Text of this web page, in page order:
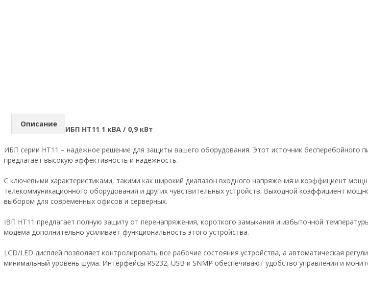
Описание
ИБП HT11 1 кВА / 0,9 кВт
ИБП серии HT11 – надежное решение для защиты вашего оборудования. Этот источник бесперебойного
предлагает высокую эффективность и надежность.
С ключевыми характеристиками, такими как широкий диапазон входного напряжения и коэффициент
телекоммуникационного оборудования и других чувствительных устройств. Выходной коэффициент
выбором для современных офисов и серверных.
IBП HT11 предлагает полную защиту от перенапряжения, короткого замыкания и избыточной
модема дополнительно усиливает функциональность этого устройства.
LCD/LED дисплей позволяет контролировать все рабочие состояния устройства, а автоматическая
минимальный уровень шума. Интерфейсы RS232, USB и SNMP обеспечивают удобство управления и